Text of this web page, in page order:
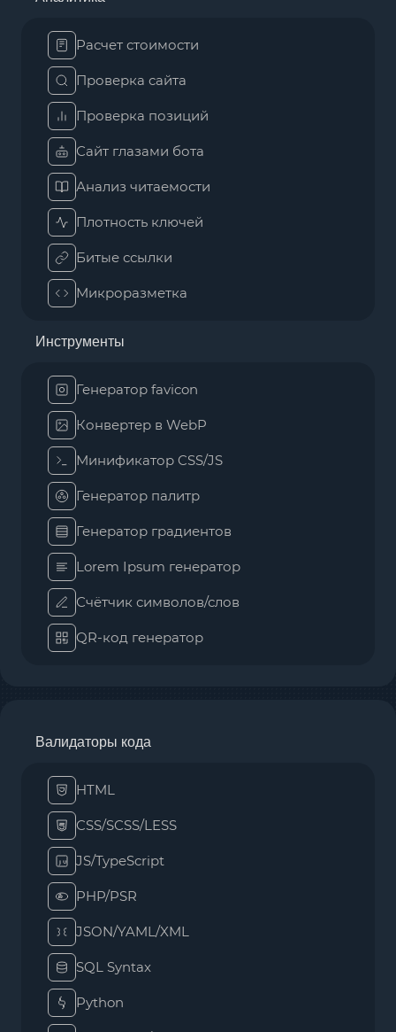
Расчет стоимости
Проверка сайта
Проверка позиций
Сайт глазами бота
Анализ читаемости
Плотность ключей
Битые ссылки
Микроразметка
Инструменты
Генератор favicon
Конвертер в WebP
Минификатор CSS/JS
Генератор палитр
Генератор градиентов
Lorem Ipsum генератор
Счётчик символов/слов
QR-код генератор
Валидаторы кода
HTML
CSS/SCSS/LESS
JS/TypeScript
PHP/PSR
JSON/YAML/XML
SQL Syntax
Python